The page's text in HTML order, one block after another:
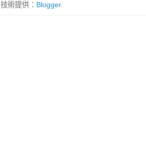
技術提供： Blogger.